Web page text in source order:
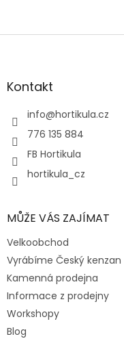
Z
aKontakt
info@hortikula.cz
776 135 884
FB Hortikula
hortikula_cz
MŮŽE VÁS ZAJÍMAT
Velkoobchod
Vyrábíme Český kenzan
Kamenná prodejna
Informace z prodejny
Workshopy
Blog